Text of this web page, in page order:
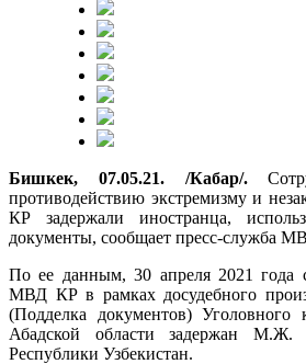
Бишкек, 07.05.21. /Кабар/.
противодействию экстремизму и
КР задержали иностранца,
документы, сообщает пресс-служба
По ее данным, 30 апреля 2021
МВД КР в рамках досудебного
(Подделка документов)
Абадской области задержан М.Ж.
Республики Узбекистан.